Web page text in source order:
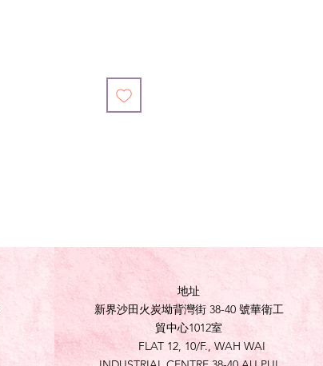
地址
新界沙田火炭坳背灣街 38-40 號華衛工
貿中心1012室
FLAT 12, 10/F., WAH WAI